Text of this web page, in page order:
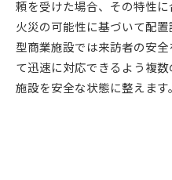
頼を受けた場合、その特性に
火災の可能性に基づいて配
型商業施設では来訪者の安
て迅速に対応できるよう複
施設を安全な状態に整えます。